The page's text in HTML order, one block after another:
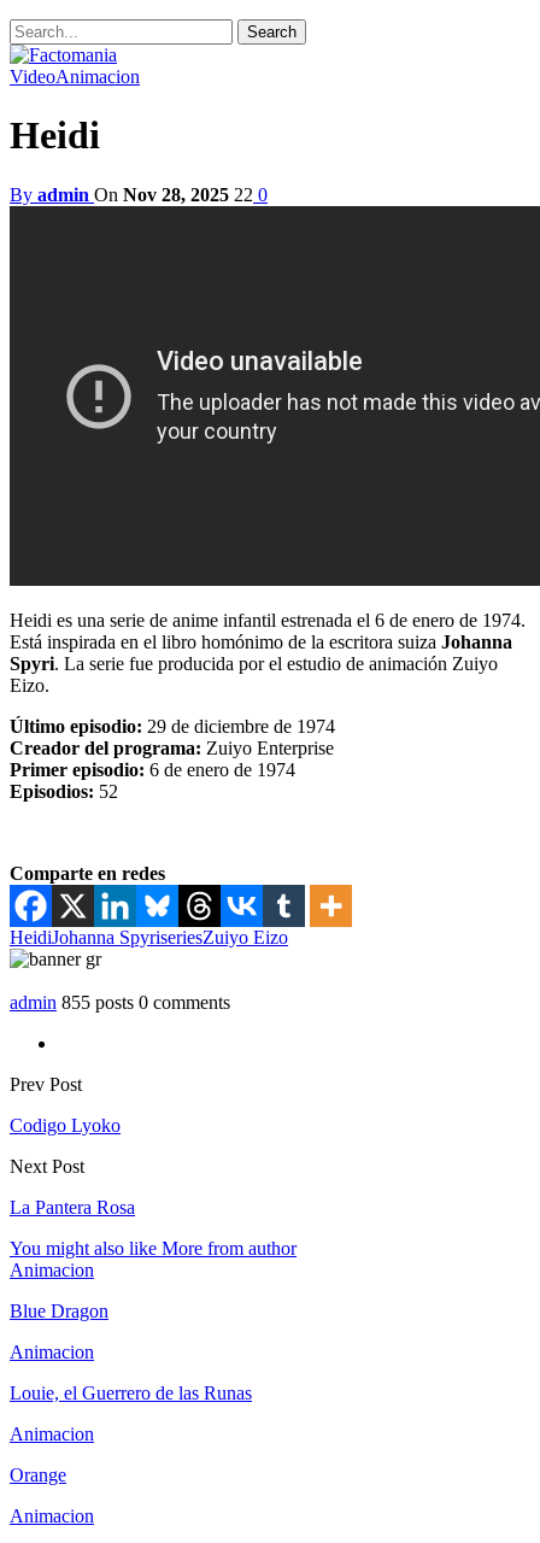
VideoAnimacion
Heidi
By admin On Nov 28, 2025 22 0
Heidi es una serie de anime infantil estrenada el 6 de enero de 1974.
Está inspirada en el libro homónimo de la escritora suiza Johanna
Spyri.​ La serie fue producida por el estudio de animación Zuiyo
Eizo.
Último episodio: 29 de diciembre de 1974
Creador del programa: Zuiyo Enterprise
Primer episodio: 6 de enero de 1974
Episodios: 52
Comparte en redes
HeidiJohanna SpyriseriesZuiyo Eizo
admin 855 posts 0 comments
Prev Post
Codigo Lyoko
Next Post
La Pantera Rosa
You might also like More from author
Animacion
Blue Dragon
Animacion
Louie, el Guerrero de las Runas
Animacion
Orange
Animacion